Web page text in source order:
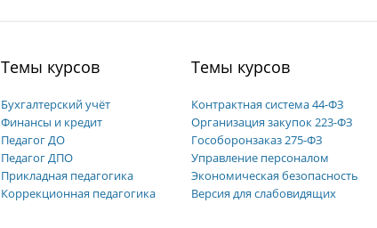
Темы курсов
Бухгалтерский учёт
Финансы и кредит
Педагог ДО
Педагог ДПО
Прикладная педагогика
Коррекционная педагогика
Темы курсов
Контрактная система 44-ФЗ
Организация закупок 223-ФЗ
Гособоронзаказ 275-ФЗ
Управление персоналом
Экономическая безопасность
Версия для слабовидящих